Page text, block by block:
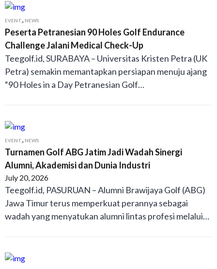
EVENT, NEWS
Peserta Petranesian 90 Holes Golf Endurance
Challenge Jalani Medical Check-Up
Teegolf.id, SURABAYA – Universitas Kristen Petra (UK
Petra) semakin memantapkan persiapan menuju ajang
“90 Holes in a Day Petranesian Golf…
EVENT, NEWS
Turnamen Golf ABG Jatim Jadi Wadah Sinergi
Alumni, Akademisi dan Dunia Industri
July 20, 2026
Teegolf.id, PASURUAN – Alumni Brawijaya Golf (ABG)
Jawa Timur terus memperkuat perannya sebagai
wadah yang menyatukan alumni lintas profesi melalui…